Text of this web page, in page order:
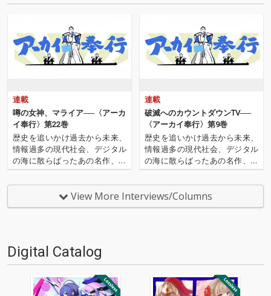
連載
噂の女神、マライア──〈アーカ
イ奉行〉第22巻
歴史を追いかけ過去から未来、
情報過多の現代社会、デジタル
の海に散らばったあの名作、こ
の名作たちをひとつにまとめる
仕事人…!〈アーカイ奉行〉が今
日もデジタルの乱世を治め
る…!'''〈アーカイ奉行〉と
連載
破滅へのカウントダウンTV──
〈アーカイ奉行〉第9巻
歴史を追いかけ過去から未来、
情報過多の現代社会、デジタル
の海に散らばったあの名作、こ
の名作たちをひとつにまとめる
仕事人…!〈アーカイ奉行〉が今
日もデジタルの乱世を治め
る…!'''〈アーカイ奉行〉と
View More Interviews/Columns
Digital Catalog